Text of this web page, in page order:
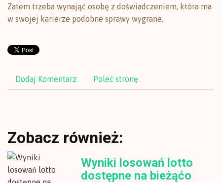
Zatem trzeba wynająć osobę z doświadczeniem, która ma
w swojej karierze podobne sprawy wygrane.
Dodaj Komentarz Poleć stronę
Zobacz również:
Wyniki losowań lotto
dostępne na bieżąćo